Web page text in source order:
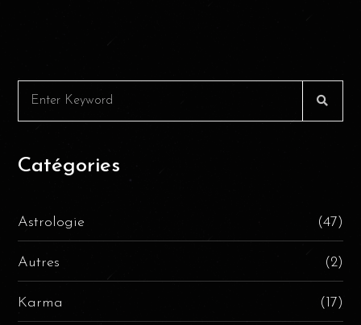
Catégories
Astrologie (47)
Autres (2)
Karma (17)